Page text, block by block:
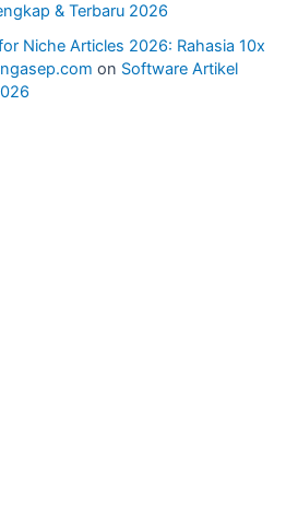
& Terbaru 2026
Niche Articles 2026: Rahasia 10x
on Software Artikel